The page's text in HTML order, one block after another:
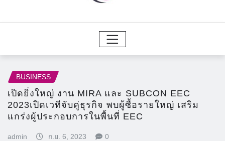
BUSINESS
เปิดยิ่งใหญ่ งาน MIRA และ SUBCON EEC
2023เปิดเวทีจับคู่ธุรกิจ พบผู้ซื้อรายใหญ่ เสริม
แกร่งผู้ประกอบการในพื้นที่ EEC
admin ก.ย. 6, 2023 0